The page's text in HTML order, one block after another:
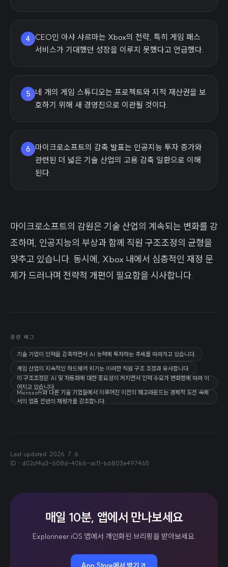
4
CEO인 아샤 샤르마는 Xbox의 전략, 특히 게임 패스
서비스가 기대했던 성장을 이루지 못했다고 언급했다.
5
네 개의 게임 스튜디오는 프로젝트와 지적 재산권을 보
호하기 위해 새 경영진으로 이관될 것이다.
6
마이크로소프트의 감축 발표는 인공지능 투자 증가와
관련된 더 넓은 기술 산업의 고용 감축 일환으로 이해
된다.
마이크로소프트의 감원은 기술 산업의 계속되는 변화를 강
조하며, 인공지능의 부상과 함께 직원 구조조정의 균형을
맞추고 있습니다. 동시에, Xbox 내에서 심층적인 재정 문
제가 드러나며 전략적 개편이 필요함을 시사합니다.
관련 태그
기술 기업이 인력을 감축하면서 AI 능력에 투자하는 추세를 따라가고 있습니다.
게임 산업의 지속적인 하드웨어 위기는 이러한 직원 구조 조정과 유사합니다.
이 구조조정은 AI 및 자동화에 대한 중요성이 커지면서 인력 수요가 변화함에 따라 이
어지고 있습니다.
Microsoft와 다른 기술 기업들에서 이루어진 이전의 해고라운드는 경제적 도전 속에
서의 업종 전반의 재평가를 강조합니다.
Last updated: 2026. 7. 6.
ID · d02cf4a3-608d-40b6-ac11-b6803e497465
매일 10분, 앱에서 만나보세요
Explorineer iOS 앱에서 개인화된 브리핑을 받아보세요.